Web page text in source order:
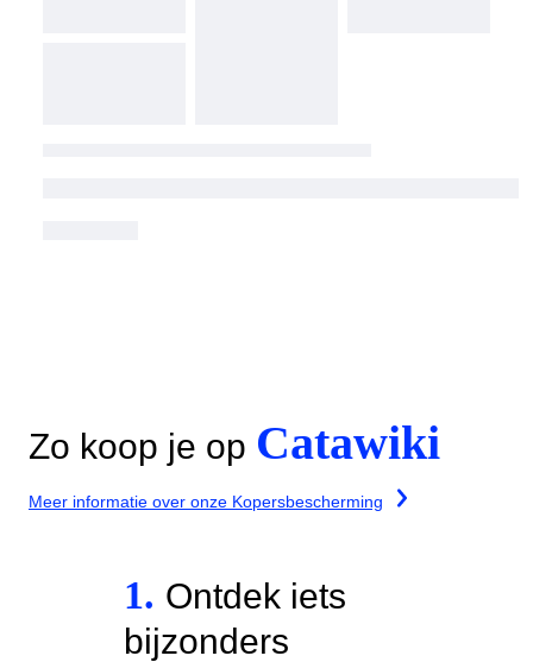
Zo koop je op Catawiki
Meer informatie over onze Kopersbescherming
1. Ontdek iets
bijzonders